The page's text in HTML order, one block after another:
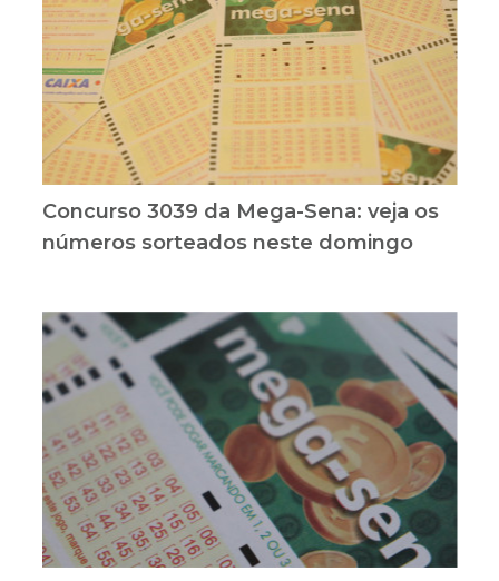
Concurso 3039 da Mega-Sena: veja os
números sorteados neste domingo